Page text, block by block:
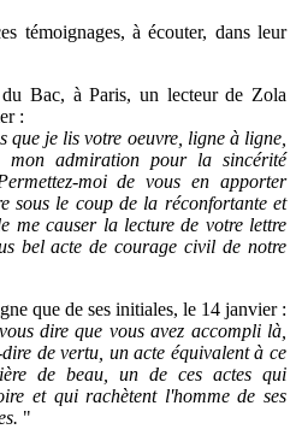
témoignages, à écouter, dans leur
Bac, à Paris, un lecteur de Zola
:
que je lis votre oeuvre, ligne à ligne,
mon admiration pour la sincérité
moi de vous en apporter
sous le coup de la réconfortante et
me causer la lecture de votre lettre
bel acte de courage civil de notre
que de ses initiales, le 14 janvier :
dire que vous avez accompli là,
de vertu, un acte équivalent à ce
de beau, un de ces actes qui
et qui rachètent l'homme de ses
"